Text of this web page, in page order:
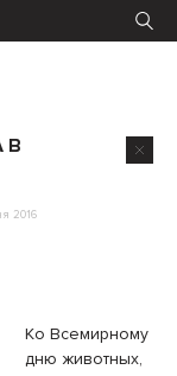
В
2016
Ко Всемирному
дню животных,